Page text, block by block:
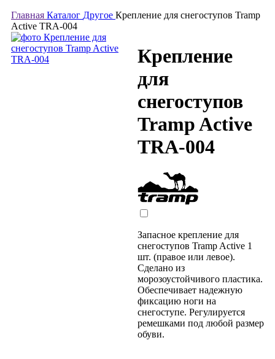
Главная Каталог Другое Крепление для снегоступов Tramp
Active TRA-004
Крепление
для
снегоступов
Tramp Active
TRA-004
Запасное крепление для
снегоступов Tramp Active 1
шт. (правое или левое).
Сделано из
морозоустойчивого пластика.
Обеспечивает надежную
фиксацию ноги на
снегоступе. Регулируется
ремешками под любой размер
обуви.